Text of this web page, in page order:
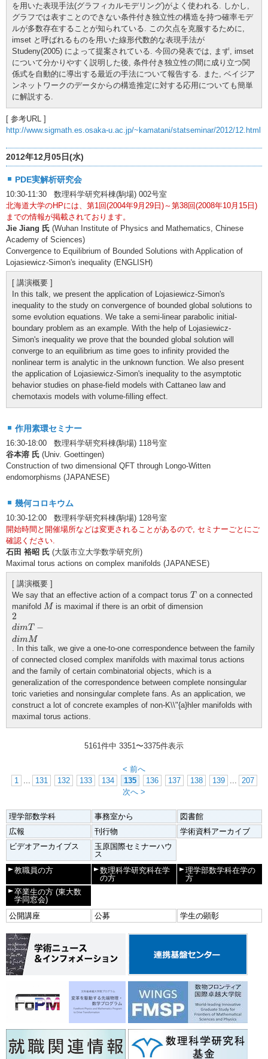
を用いた表現手法(グラフィカルモデリング)がよく使われる. しかし,
グラフでは表すことのできない条件付き独立性の構造を持つ確率モデ
ルが多数存在することが知られている. この欠点を克服するために,
imset と呼ばれるものを用いた線形代数的な表現手法が
Studeny(2005) によって提案されている. 今回の発表では, まず, imset
について分かりやすく説明した後, 条件付き独立性の間に成り立つ関
係式を自動的に導出する最近の手法について報告する. また, ベイジア
ンネットワークのデータからの構造推定に対する応用についても簡単
に解説する.
[ 参考URL ]
http://www.sigmath.es.osaka-u.ac.jp/~kamatani/statseminar/2012/12.html
2012年12月05日(水)
PDE実解析研究会
10:30-11:30 数理科学研究科棟(駒場) 002号室
北海道大学のHPには、第1回(2004年9月29日)～第38回(2008年10月15日)
までの情報が掲載されております。
Jie Jiang 氏 (Wuhan Institute of Physics and Mathematics, Chinese
Academy of Sciences)
Convergence to Equilibrium of Bounded Solutions with Application of
Lojasiewicz-Simon's inequality (ENGLISH)
[ 講演概要 ]
In this talk, we present the application of Lojasiewicz-Simon's
inequality to the study on convergence of bounded global solutions to
some evolution equations. We take a semi-linear parabolic initial-
boundary problem as an example. With the help of Lojasiewicz-
Simon's inequality we prove that the bounded global solution will
converge to an equilibrium as time goes to infinity provided the
nonlinear term is analytic in the unknown function. We also present
the application of Lojasiewicz-Simon's inequality to the asymptotic
behavior studies on phase-field models with Cattaneo law and
chemotaxis models with volume-filling effect.
作用素環セミナー
16:30-18:00 数理科学研究科棟(駒場) 118号室
谷本溶 氏 (Univ. Goettingen)
Construction of two dimensional QFT through Longo-Witten
endomorphisms (JAPANESE)
幾何コロキウム
10:30-12:00 数理科学研究科棟(駒場) 128号室
開始時間と開催場所などは変更されることがあるので, セミナーごとにご
確認ください.
石田 裕昭 氏 (大阪市立大学数学研究所)
Maximal torus actions on complex manifolds (JAPANESE)
[ 講演概要 ]
We say that an effective action of a compact torus T
Ton a connected
manifold M
M is maximal if there is an orbit of dimension
2
dimT −
dim M
2dimT− dimM
. In this talk, we give a one-to-one correspondence between the family
of connected closed complex manifolds with maximal torus actions
and the family of certain combinatorial objects, which is a
generalization of the correspondence between complete nonsingular
toric varieties and nonsingular complete fans. As an application, we
construct a lot of concrete examples of non-K\\"{a}hler manifolds with
maximal torus actions.
5161件中 3351〜3375件表示
< 前へ
1
131 132 133 134 135 136 137 138 139
207
次へ >
理学部数学科 事務室から
図書館
広報
刊行物
学術資料アーカイブ
ビデオアーカイブス
玉原国際セミナーハウ
ス
教職員の方
数理科学研究科在学
の方
理学部数学科在学の
方
卒業生の方 (東大数
学同窓会)
公開講座
公募 学生の顕彰